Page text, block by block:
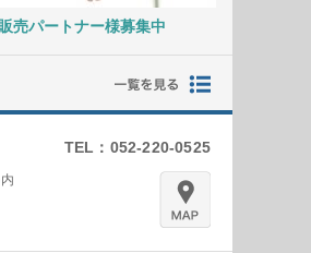
販売パートナー様募集中
TEL：052-220-0525